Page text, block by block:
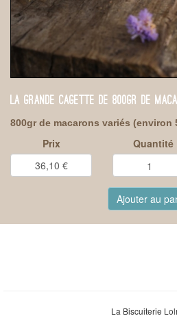
LA GRANDE CAGETTE DE 800GR DE
800gr de macarons variés (environ
Prix Quantité
Ajouter au
La Biscuiterie